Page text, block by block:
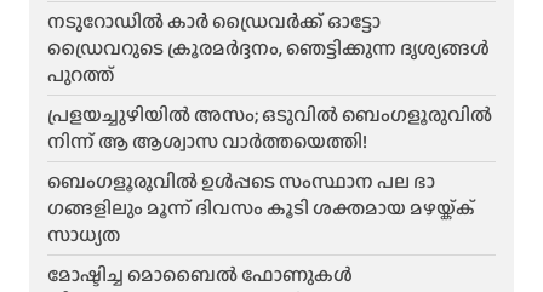
നടുറോഡിൽ കാർ ഡ്രൈവർക്ക് ഓട്ടോ
ഡ്രൈവറുടെ ക്രൂരമർദ്ദനം, ഞെട്ടിക്കുന്ന ദൃശ്യങ്ങൾ
പുറത്ത്
പ്രളയച്ചുഴിയിൽ അസം; ഒടുവിൽ ബെംഗളൂരുവിൽ
നിന്ന് ആ ആശ്വാസ വാർത്തയെത്തി!
ബെംഗളൂരുവിൽ ഉൾപ്പടെ സംസ്ഥാന പല ഭാ​
ഗങ്ങളിലും മൂന്ന് ദിവസം കൂടി ശക്തമായ മഴയ്ക്ക്
സാധ്യത
മോഷ്ടിച്ച മൊബൈൽ ഫോണുകൾ